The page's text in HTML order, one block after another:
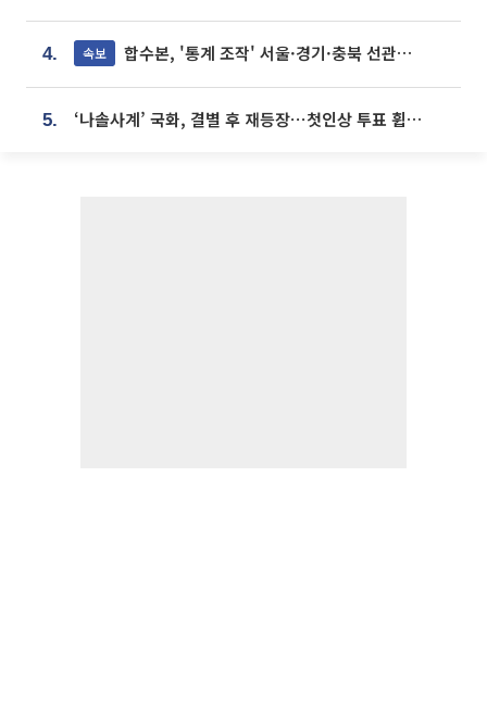
4. 속보 합수본, '통계 조작' 서울·경기·충북 선관위 등 추가 압수수색
5. ‘나솔사계’ 국화, 결별 후 재등장⋯첫인상 투표 휩쓸고 ‘인기녀’ 등극